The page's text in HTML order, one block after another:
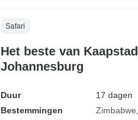
Safari
Het beste van
Johannesburg
Duur
17 dagen
Bestemmingen
Zimbabwe